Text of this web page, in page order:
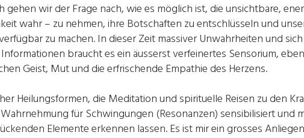
gehen wir der Frage nach, wie es möglich ist, die unsichtbare,
wahr – zu nehmen, ihre Botschaften zu entschlüsseln und
zu machen. In dieser Zeit massiver Unwahrheiten und sich
braucht es ein äusserst verfeinertes Sensorium,
Geist, Mut und die erfrischende Empathie des Herzens.
Heilungsformen, die Meditation und spirituelle Reisen zu den
für Schwingungen (Resonanzen) sensibilisiert und
Elemente erkennen lassen. Es ist mir ein grosses